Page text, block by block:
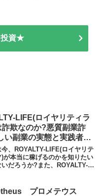
資★
LIFE(ロイヤリティラ
詐欺なのか?悪質副業詐
い副業の実態と実践者の
調査！
今、ROYALTY-LIFE(ロイヤリテ
)が本当に稼げるのかを知りたい
だろうか?また、ROYALTY-
か？答えを言うと、大きく...
プロメテウス